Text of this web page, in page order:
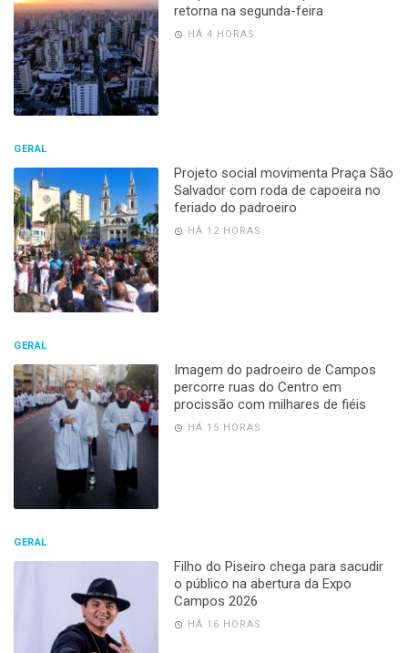
retorna na segunda-feira
HÁ 4 HORAS
GERAL
Projeto social movimenta Praça São
Salvador com roda de capoeira no
feriado do padroeiro
HÁ 12 HORAS
GERAL
Imagem do padroeiro de Campos
percorre ruas do Centro em
procissão com milhares de fiéis
HÁ 15 HORAS
GERAL
Filho do Piseiro chega para sacudir
o público na abertura da Expo
Campos 2026
HÁ 16 HORAS